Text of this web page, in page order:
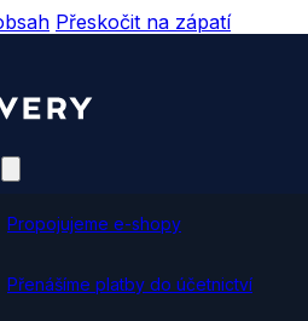
Přeskočit na zápatí
Propojujeme e-shopy
Přenášíme platby do účetnictví